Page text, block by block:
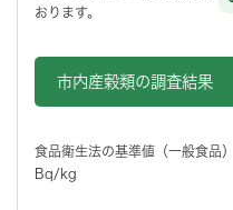
おります。
市内産穀類の調査結果
食品衛生法の基準値（一般食品
Bq/kg